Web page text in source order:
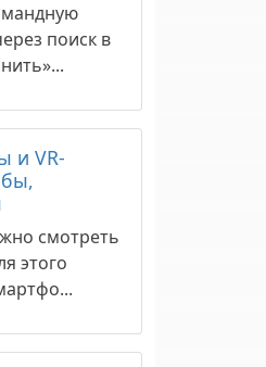
поиск в
и VR-
смотреть
этого